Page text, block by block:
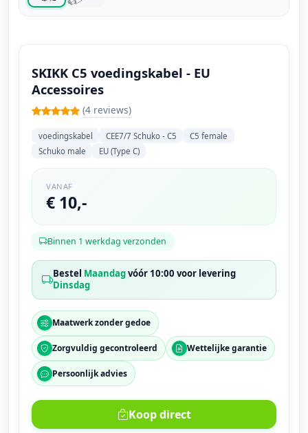
SKIKK C5 voedingskabel - EU
Accessoires
(4 reviews)
voedingskabel CEE7/7 Schuko - C5
C5 female
Schuko male
EU (Type C)
VANAF
€ 10,-
Binnen 1 werkdag verzonden
Bestel Maandagvóór 10:00 voor levering
Dinsdag
Maatwerk zonder gedoe
Zorgvuldig gecontroleerd Wettelijke garantie
Persoonlijk advies
Koop direct